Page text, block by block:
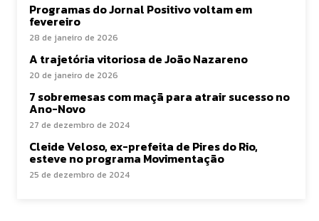
Programas do Jornal Positivo voltam em
fevereiro
28 de janeiro de 2026
A trajetória vitoriosa de João Nazareno
20 de janeiro de 2026
7 sobremesas com maçã para atrair sucesso no
Ano-Novo
27 de dezembro de 2024
Cleide Veloso, ex-prefeita de Pires do Rio,
esteve no programa Movimentação
25 de dezembro de 2024